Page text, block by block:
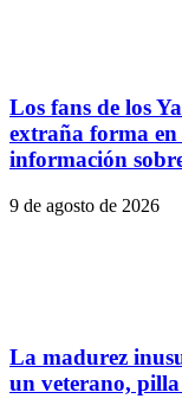
Los fans de los
extraña forma
información
9 de agosto de 2026
La madurez
un veterano, pilla